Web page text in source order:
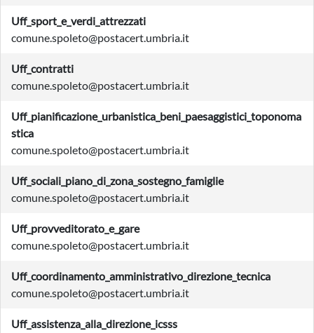
Uff_sport_e_verdi_attrezzati
comune.spoleto@postacert.umbria.it
Uff_contratti
comune.spoleto@postacert.umbria.it
Uff_pianificazione_urbanistica_beni_paesaggistici_toponoma
stica
comune.spoleto@postacert.umbria.it
Uff_sociali_piano_di_zona_sostegno_famiglie
comune.spoleto@postacert.umbria.it
Uff_provveditorato_e_gare
comune.spoleto@postacert.umbria.it
Uff_coordinamento_amministrativo_direzione_tecnica
comune.spoleto@postacert.umbria.it
Uff_assistenza_alla_direzione_icsss